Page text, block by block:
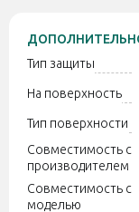
Тип защиты
На поверхность
Тип поверхности
Совместимость с
производителем
Совместимость с
моделью